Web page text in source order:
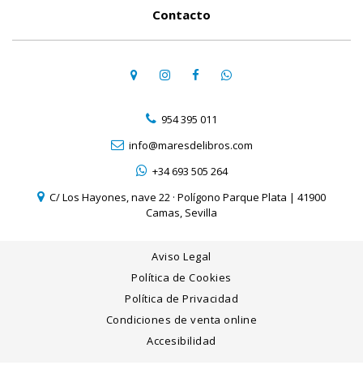
Contacto
954 395 011
info@maresdelibros.com
+34 693 505 264
C/ Los Hayones, nave 22 · Polígono Parque Plata | 41900
Camas, Sevilla
Aviso Legal
Política de Cookies
Política de Privacidad
Condiciones de venta online
Accesibilidad